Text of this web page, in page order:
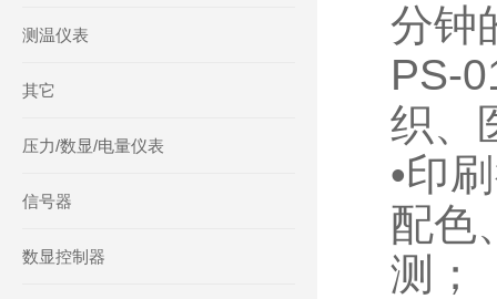
测温仪表
其它
压力/数显/电量仪表
信号器
数显控制器
分钟
PS-
织、
•印
配色
测